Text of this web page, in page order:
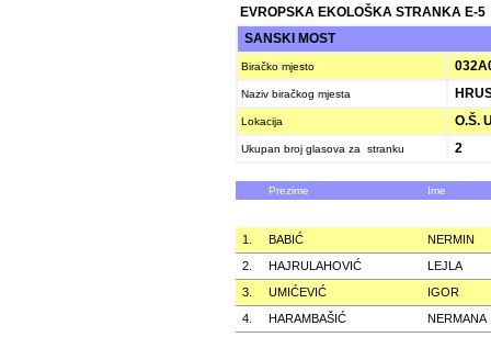
EVROPSKA EKOLOŠKA STRANKA E-5
SANSKI MOST
Biračko mjesto
Naziv biračkog mjesta
Lokacija O.Š.
Ukupan broj glasova za stranku 2
Prezime Ime
1. BABIĆ
NERMIN
2.
HAJRULAHOVIĆ
LEJLA
3.
UMIĆEVIĆ
IGOR
4.
HARAMBAŠIĆ NERMANA